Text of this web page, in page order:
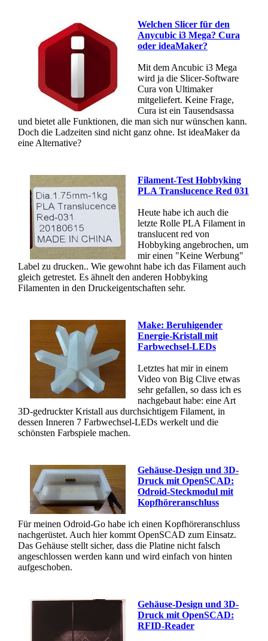
Welchen Slicer für den
Anycubic i3 Mega? Cura
oder ideaMaker?
Mit dem Ancubic i3 Mega
wird ja die Slicer-Software
Cura von Ultimaker
mitgeliefert. Keine Frage,
Cura ist ein Tausendsassa
und bietet alle Funktionen, die man sich nur wünschen kann.
Doch die Ladzeiten sind nicht ganz ohne. Ist ideaMaker da
eine Alternative?
Filament-Test Hobbyking
PLA Translucence Red 031
Heute habe ich auch die
letzte Rolle PLA Filament in
translucent red von
Hobbyking angebrochen, um
mir einen "Keine Werbung"
Label zu drucken.. Wie gewohnt habe ich das Filament auch
gleich getrestet. Es ähnelt den anderen Hobbyking
Filamenten in den Druckeigentschaften sehr.
Make: Beruhigender
Energie-Kristall mit
Farbwechsel-LEDs
Letztes hat mir in einem
Video von Big Clive etwas
sehr gefallen, so dass ich es
nachgebaut habe: eine Art
3D-gedruckter Kristall aus durchsichtigem Filament, in
dessen Inneren 7 Farbwechsel-LEDs werkelt und die
schönsten Farbspiele machen.
Gehäuse-Design und 3D-
Druck mit OpenSCAD:
Odroid-Steckmodul mit
Kopfhöreranschluss
Für meinen Odroid-Go habe ich einen Kopfhöreranschluss
nachgerüstet. Auch hier kommt OpenSCAD zum Einsatz.
Das Gehäuse stellt sicher, dass die Platine nicht falsch
angeschlossen werden kann und wird einfach von hinten
aufgeschoben.
Gehäuse-Design und 3D-
Druck mit OpenSCAD:
RFID-Reader